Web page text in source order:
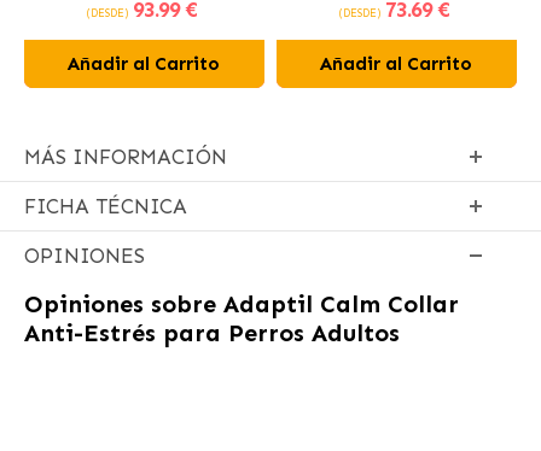
pollo
(DESDE) 93.99 €
Añadir al Carrito
pollo fresco
(DESDE) 73.69 €
Añadir al Carrito
MÁS INFORMACIÓN
FICHA TÉCNICA
OPINIONES
Opiniones sobre Adaptil Calm Collar
Anti-Estrés para Perros Adultos